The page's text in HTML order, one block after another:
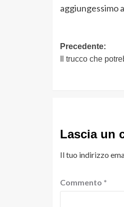
aggiungessimo
articolo
Precedente:
Il trucco che
Lascia un
Il tuo indirizzo
Commento *